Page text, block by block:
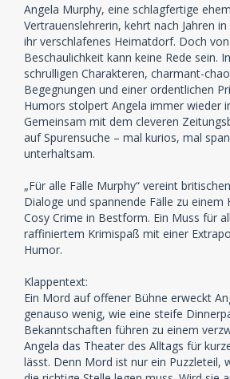
Angela Murphy, eine schlagfertige
Vertrauenslehrerin, kehrt nach Jahren
ihr verschlafenes Heimatdorf. Doch
Beschaulichkeit kann keine Rede sein.
schrulligen Charakteren, charmant-
Begegnungen und einer ordentlichen
Humors stolpert Angela immer wieder
Gemeinsam mit dem cleveren
auf Spurensuche – mal kurios, mal
unterhaltsam.
„Für alle Fälle Murphy“ vereint
Dialoge und spannende Fälle zu einem
Cosy Crime in Bestform. Ein Muss für
raffiniertem Krimispaß mit einer
Humor.
Klappentext:
Ein Mord auf offener Bühne erweckt
genauso wenig, wie eine steife
Bekanntschaften führen zu einem
Angela das Theater des Alltags für
lässt. Denn Mord ist nur ein Puzzleteil,